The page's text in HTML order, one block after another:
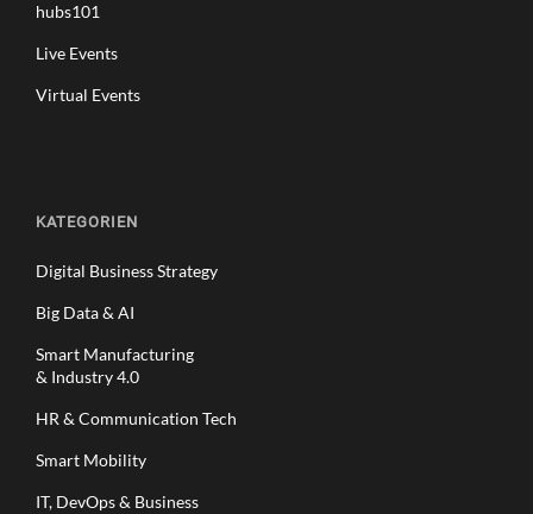
hubs101
Live Events
Virtual Events
KATEGORIEN
Digital Business Strategy
Big Data & AI
Smart Manufacturing
& Industry 4.0
HR & Communication Tech
Smart Mobility
IT, DevOps & Business